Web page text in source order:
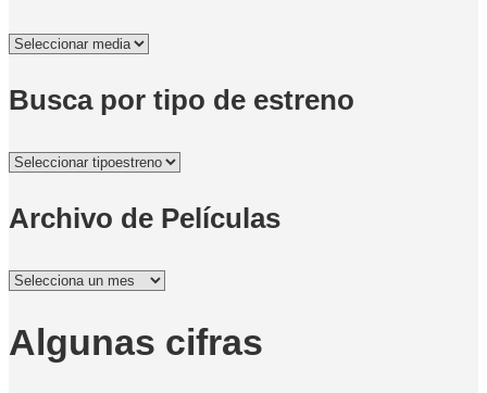
Busca por tipo de estreno
Archivo de Películas
Archivo
Películas
Algunas cifras